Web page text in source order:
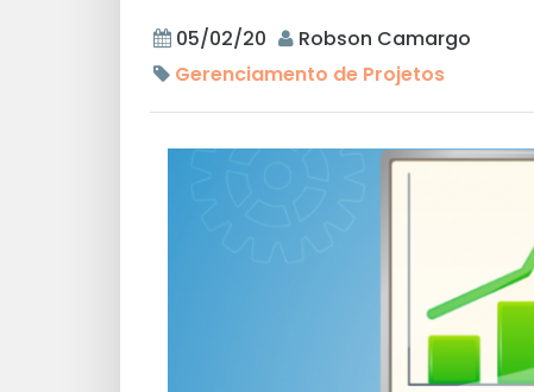
05/02/20
Robson Camargo
Gerenciamento de Projetos